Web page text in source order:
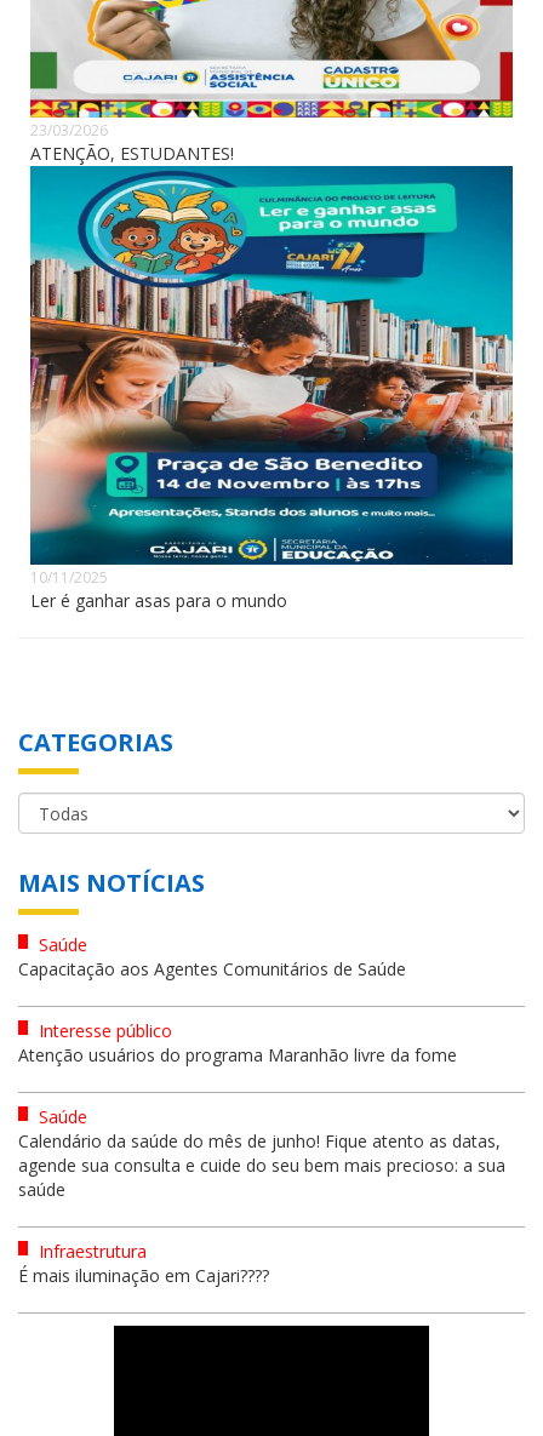
23/03/2026
ATENÇÃO, ESTUDANTES!
10/11/2025
Ler é ganhar asas para o mundo
CATEGORIAS
MAIS NOTÍCIAS
Saúde
Capacitação aos Agentes Comunitários de Saúde
Interesse público
Atenção usuários do programa Maranhão livre da fome
Saúde
Calendário da saúde do mês de junho! Fique atento as datas,
agende sua consulta e cuide do seu bem mais precioso: a sua
saúde
Infraestrutura
É mais iluminação em Cajari????